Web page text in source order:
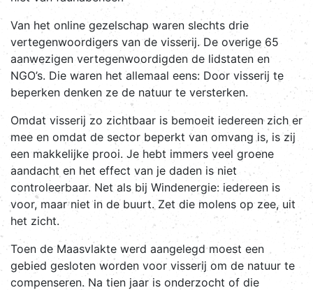
Van het online gezelschap waren slechts drie
vertegenwoordigers van de visserij. De overige 65
aanwezigen vertegenwoordigden de lidstaten en
NGO’s. Die waren het allemaal eens: Door visserij te
beperken denken ze de natuur te versterken.
Omdat visserij zo zichtbaar is bemoeit iedereen zich er
mee en omdat de sector beperkt van omvang is, is zij
een makkelijke prooi. Je hebt immers veel groene
aandacht en het effect van je daden is niet
controleerbaar. Net als bij Windenergie: iedereen is
voor, maar niet in de buurt. Zet die molens op zee, uit
het zicht.
Toen de Maasvlakte werd aangelegd moest een
gebied gesloten worden voor visserij om de natuur te
compenseren. Na tien jaar is onderzocht of die